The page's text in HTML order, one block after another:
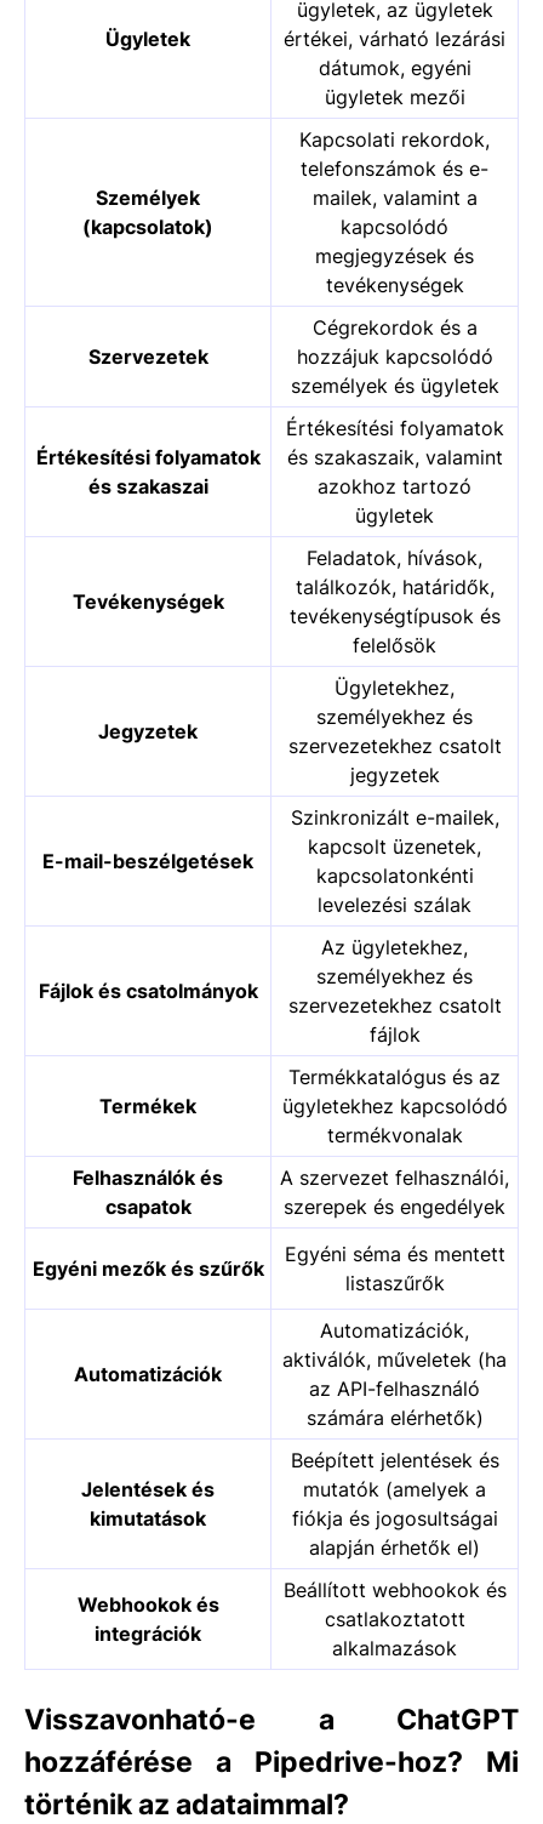
Ügyletek
ügyletek, az ügyletek
értékei, várható lezárási
dátumok, egyéni
ügyletek mezői
Személyek
(kapcsolatok)
Kapcsolati rekordok,
telefonszámok és e-
mailek, valamint a
kapcsolódó
megjegyzések és
tevékenységek
Szervezetek
Cégrekordok és a
hozzájuk kapcsolódó
személyek és ügyletek
Értékesítési folyamatok
és szakaszai
Értékesítési folyamatok
és szakaszaik, valamint
azokhoz tartozó
ügyletek
Tevékenységek
Feladatok, hívások,
találkozók, határidők,
tevékenységtípusok és
felelősök
Jegyzetek
Ügyletekhez,
személyekhez és
szervezetekhez csatolt
jegyzetek
E-mail-beszélgetések
Szinkronizált e-mailek,
kapcsolt üzenetek,
kapcsolatonkénti
levelezési szálak
Fájlok és csatolmányok
Az ügyletekhez,
személyekhez és
szervezetekhez csatolt
fájlok
Termékek
Termékkatalógus és az
ügyletekhez kapcsolódó
termékvonalak
Felhasználók és
csapatok
A szervezet felhasználói,
szerepek és engedélyek
Egyéni mezők és szűrők
Egyéni séma és mentett
listaszűrők
Automatizációk
Automatizációk,
aktiválók, műveletek (ha
az API-felhasználó
számára elérhetők)
Jelentések és
kimutatások
Beépített jelentések és
mutatók (amelyek a
fiókja és jogosultságai
alapján érhetők el)
Webhookok és
integrációk
Beállított webhookok és
csatlakoztatott
alkalmazások
Visszavonható-e a ChatGPT
hozzáférése a Pipedrive-hoz? Mi
történik az adataimmal?